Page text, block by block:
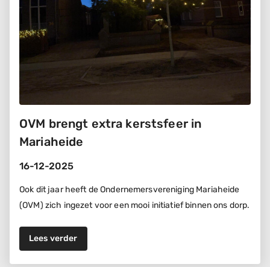
OVM brengt extra kerstsfeer in
Mariaheide
16-12-2025
Ook dit jaar heeft de Ondernemersvereniging Mariaheide
(OVM) zich ingezet voor een mooi initiatief binnen ons dorp.
Lees verder